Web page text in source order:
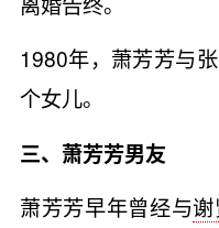
1980年，萧芳芳与
个女儿。
三、萧芳芳男友
萧芳芳早年曾经与